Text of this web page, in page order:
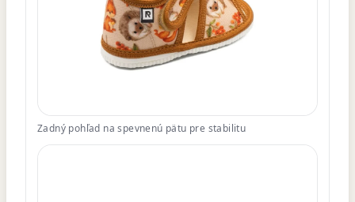
Zadný pohľad na spevnenú pätu pre stabilitu